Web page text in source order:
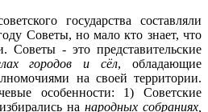
государства составляли
Советы, но мало кто знает, что
Советы - это представительские
городов и сёл, обладающие
на своей территории.
особенности: 1) Советские
на народных собраниях,